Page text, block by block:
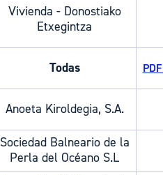
Vivienda - Donostiako
Etxegintza
Todas
Anoeta Kiroldegia, S.A.
Sociedad Balneario de la
Perla del Océano S.L